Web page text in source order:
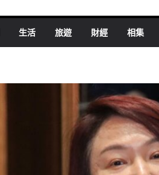
生活 旅遊 財經 相集